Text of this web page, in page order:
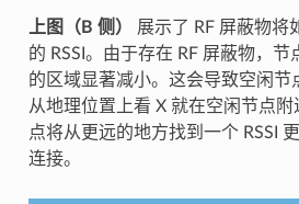
上图（B 侧）
展示了 RF 屏蔽物将
的 RSSI。由于存在 RF 屏蔽物，节
的区域显著减小。这会导致空闲节
从地理位置上看 X 就在空闲节点
点将从更远的地方找到一个 RSSI
连接。